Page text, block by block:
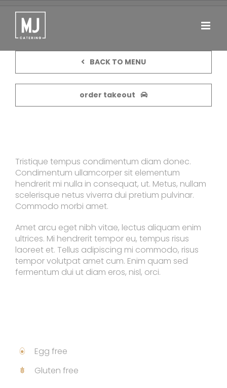
contenu
BACK TO MENU
order takeout
Tristique tempus condimentum diam donec.
Condimentum ullamcorper sit elementum
hendrerit mi nulla in consequat, ut. Metus, nullam
scelerisque netus viverra dui pretium pulvinar.
Commodo morbi amet.
Amet arcu eget nibh vitae, lectus aliquam enim
ultrices. Mi hendrerit tempor eu, tempus risus
laoreet et. Tellus adipiscing mi commodo, risus
tempor volutpat amet cum. Enim quam sed
fermentum dui ut diam eros, nisl, orci.
Egg free
Gluten free